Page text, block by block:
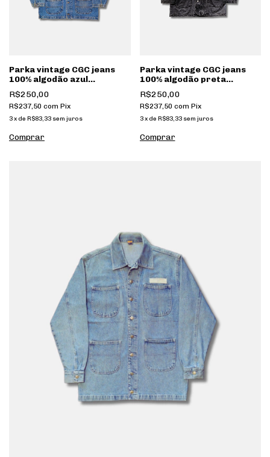
Parka vintage CGC jeans
100% algodão azul
estonada [065]
R$250,00
R$237,50 com Pix
3x de R$83,33 sem juros
Parka vintage CGC jeans
100% algodão preta
estonada [174]
R$250,00
R$237,50 com Pix
3 x de R$83,33 sem juros